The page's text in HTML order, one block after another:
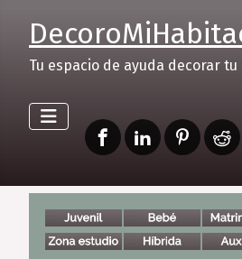
Tu espacio de ayuda decorar